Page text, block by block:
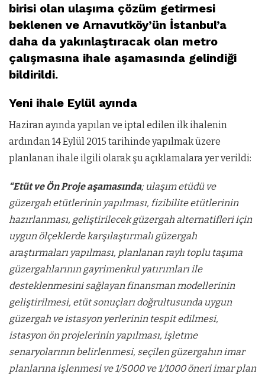
birisi olan ulaşıma çözüm getirmesi
beklenen ve Arnavutköy’ün İstanbul’a
daha da yakınlaştıracak olan metro
çalışmasına ihale aşamasında gelindiği
bildirildi.
Yeni ihale Eylül ayında
Haziran ayında yapılan ve iptal edilen ilk ihalenin
ardından 14 Eylül 2015 tarihinde yapılmak üzere
planlanan ihale ilgili olarak şu açıklamalara yer verildi:
“Etüt ve Ön Proje aşamasında; ulaşım etüdü ve
güzergah etütlerinin yapılması, fizibilite etütlerinin
hazırlanması, geliştirilecek güzergah alternatifleri için
uygun ölçeklerde karşılaştırmalı güzergah
araştırmaları yapılması, planlanan raylı toplu taşıma
güzergahlarının gayrimenkul yatırımları ile
desteklenmesini sağlayan finansman modellerinin
geliştirilmesi, etüt sonuçları doğrultusunda uygun
güzergah ve istasyon yerlerinin tespit edilmesi,
istasyon ön projelerinin yapılması, işletme
senaryolarının belirlenmesi, seçilen güzergahın imar
planlarına işlenmesi ve 1/5000 ve 1/1000 öneri imar plan